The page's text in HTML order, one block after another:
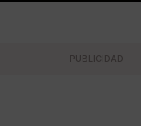
PUBLICIDAD